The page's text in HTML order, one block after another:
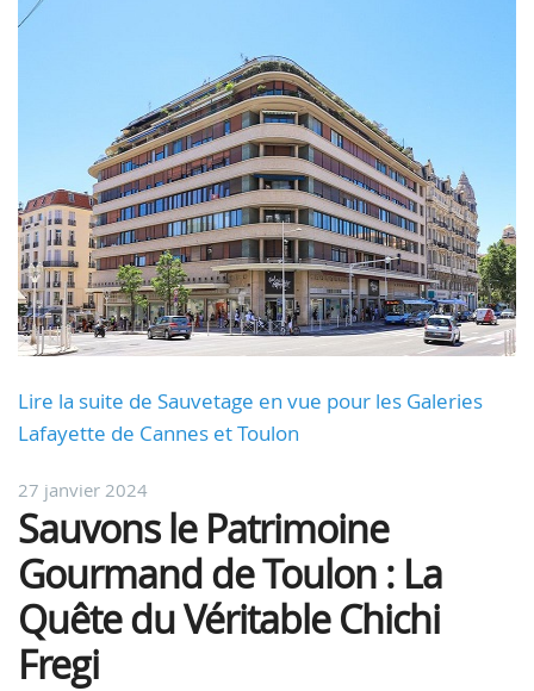
Lire la suite de Sauvetage en vue pour les Galeries
Lafayette de Cannes et Toulon
27 janvier 2024
Sauvons le Patrimoine
Gourmand de Toulon : La
Quête du Véritable Chichi
Fregi